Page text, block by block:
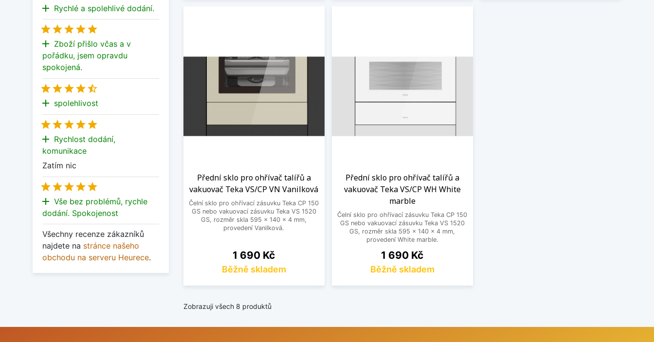
add Rychlé a spolehlivé dodání.

add Zboží přišlo včas a v
pořádku, jsem opravdu
spokojená.

add spolehlivost

add Rychlost dodání,
komunikace
Zatím nic

add Vše bez problémů, rychle
dodání. Spokojenost
Všechny recenze zákazníků
najdete na stránce našeho
obchodu na serveru Heurece.
Přední sklo pro ohřívač talířů a
vakuovač Teka VS/CP VN Vanilková
Čelní sklo pro ohřívací zásuvku Teka CP 150
GS nebo vakuovací zásuvku Teka VS 1520
GS, rozměr skla 595 x 140 x 4 mm,
provedení Vanilková.
Cena
1 690 Kč
Běžně skladem
Přední sklo pro ohřívač talířů a
vakuovač Teka VS/CP WH White
marble
Čelní sklo pro ohřívací zásuvku Teka CP 150
GS nebo vakuovací zásuvku Teka VS 1520
GS, rozměr skla 595 x 140 x 4 mm,
provedení White marble.
Cena
1 690 Kč
Běžně skladem
Zobrazuji všech 8 produktů